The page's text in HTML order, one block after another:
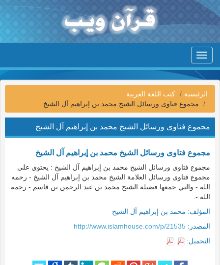
Toggle
navigation
الرئيسية
كتب اللغة العربية
مجموع فتاوى ورسائل الشيخ محمد بن إبراهيم آل الشيخ
مجموع فتاوى ورسائل الشيخ محمد بن إبراهيم آل الشيخ
مجموع فتاوى ورسائل الشيخ محمد بن إبراهيم آل الشيخ
مجموع فتاوى ورسائل الشيخ محمد بن إبراهيم آل الشيخ : يحتوي على
مجموع فتاوى ورسائل العلامة الشيخ محمد بن إبراهيم آل الشيخ - رحمه
الله - والتي جمعها فضيلة الشيخ محمد بن عبد الرحمن بن قاسم - رحمه
الله -.
المؤلف: محمد بن إبراهيم آل الشيخ
المصدر: http://www.islamhouse.com/p/21535
التحميل: